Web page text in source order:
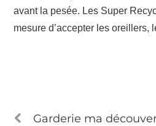
avant la pesée. Les Super
mesure d’accepter les oreillers,
Garderie ma